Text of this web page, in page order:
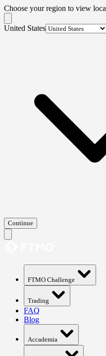
Choose your region to view
United States
Continue
FTMO Challenge
Trading
FAQ
Blog
Accademia